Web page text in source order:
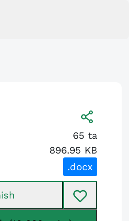
65 ta
896.95 KB
.docx